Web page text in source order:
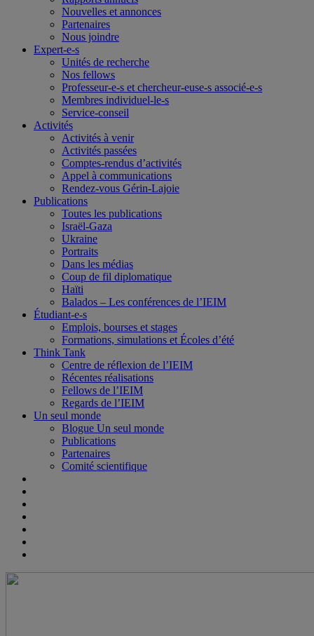
Nouvelles et annonces
Partenaires
Nous joindre
Expert-e-s
Unités de recherche
Nos fellows
Professeur-e-s et chercheur-euse-s associé-e-s
Membres individuel-le-s
Service-conseil
Activités
Activités à venir
Activités passées
Comptes-rendus d’activités
Appel à communications
Rendez-vous Gérin-Lajoie
Publications
Toutes les publications
Israël-Gaza
Ukraine
Portraits
Dans les médias
Coup de fil diplomatique
Haïti
Balados – Les conférences de l’IEIM
Étudiant-e-s
Emplois, bourses et stages
Formations, simulations et Écoles d’été
Think Tank
Centre de réflexion de l’IEIM
Récentes réalisations
Fellows de l’IEIM
Regards de l’IEIM
Un seul monde
Blogue Un seul monde
Publications
Partenaires
Comité scientifique